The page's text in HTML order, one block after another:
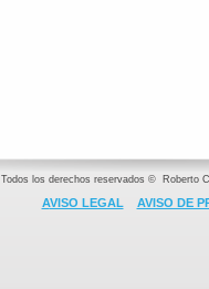
Todos los derechos reservados © Roberto
AVISO LEGAL AVISO DE